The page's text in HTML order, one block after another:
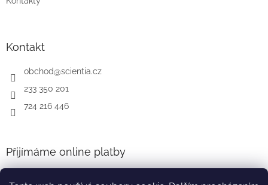
Kontakt
obchod@scientia.cz
233 350 201
724 216 446
Přijímáme online platby